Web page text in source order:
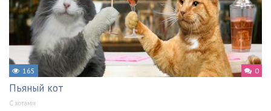
165 0
Пьяный кот
С котами